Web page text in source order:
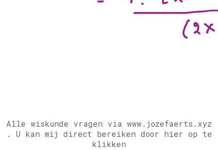
Alle wiskunde vragen via www.jozefaerts.xyz
. U kan mij direct bereiken door hier op te
klikken